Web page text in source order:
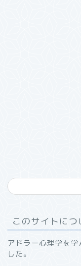
このサイトにつ
アドラー心理学を
した。